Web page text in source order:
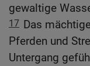
gewaltige
17 Das
Pferden und
Untergang